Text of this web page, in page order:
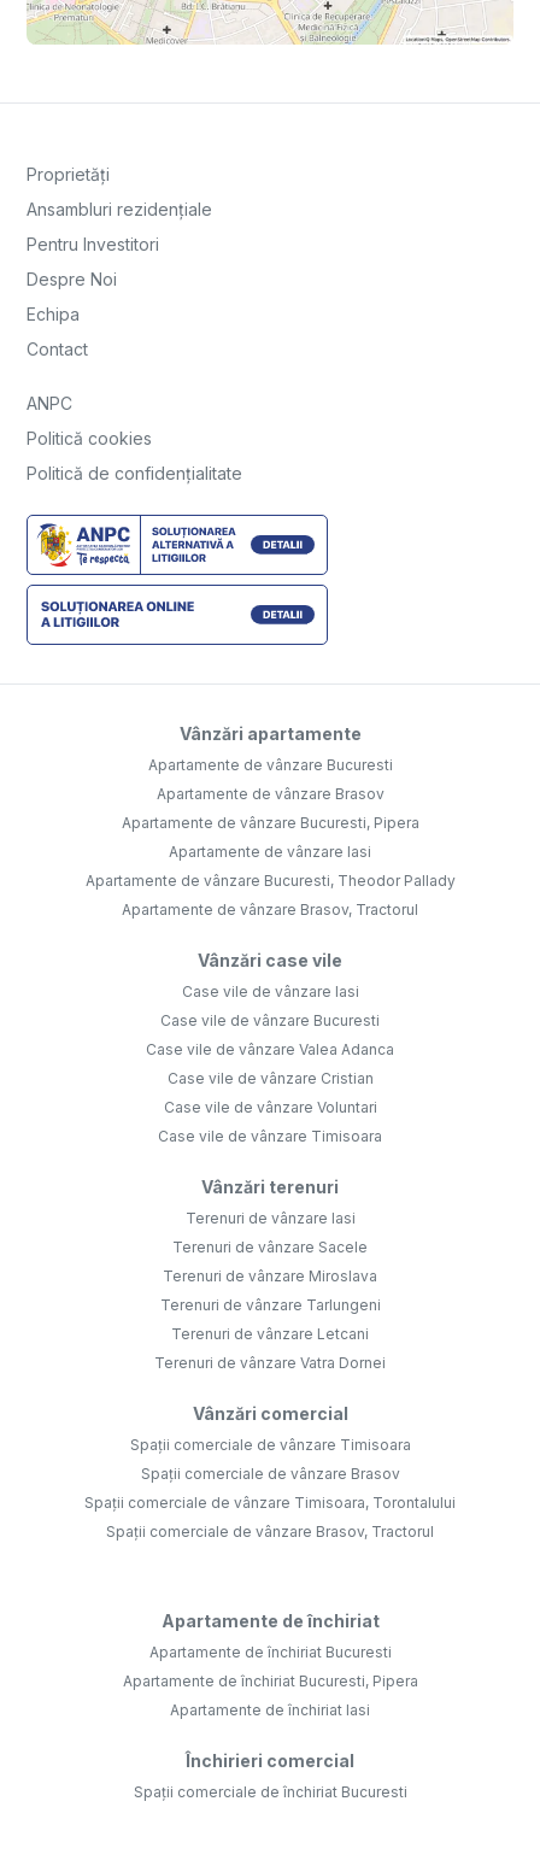
Proprietăți
Ansambluri rezidențiale
Pentru Investitori
Despre Noi
Echipa
Contact
ANPC
Politică cookies
Politică de confidențialitate
Vânzări apartamente
Apartamente de vânzare Bucuresti
Apartamente de vânzare Brasov
Apartamente de vânzare Bucuresti, Pipera
Apartamente de vânzare Iasi
Apartamente de vânzare Bucuresti, Theodor Pallady
Apartamente de vânzare Brasov, Tractorul
Vânzări case vile
Case vile de vânzare Iasi
Case vile de vânzare Bucuresti
Case vile de vânzare Valea Adanca
Case vile de vânzare Cristian
Case vile de vânzare Voluntari
Case vile de vânzare Timisoara
Vânzări terenuri
Terenuri de vânzare Iasi
Terenuri de vânzare Sacele
Terenuri de vânzare Miroslava
Terenuri de vânzare Tarlungeni
Terenuri de vânzare Letcani
Terenuri de vânzare Vatra Dornei
Vânzări comercial
Spații comerciale de vânzare Timisoara
Spații comerciale de vânzare Brasov
Spații comerciale de vânzare Timisoara, Torontalului
Spații comerciale de vânzare Brasov, Tractorul
Apartamente de închiriat
Apartamente de închiriat Bucuresti
Apartamente de închiriat Bucuresti, Pipera
Apartamente de închiriat Iasi
Închirieri comercial
Spații comerciale de închiriat Bucuresti